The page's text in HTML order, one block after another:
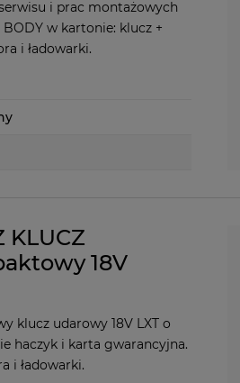
i prac montażowych
w kartonie: klucz +
i ładowarki.
KLUCZ
18V
klucz udarowy 18V LXT o
haczyk i karta gwarancyjna.
i ładowarki.